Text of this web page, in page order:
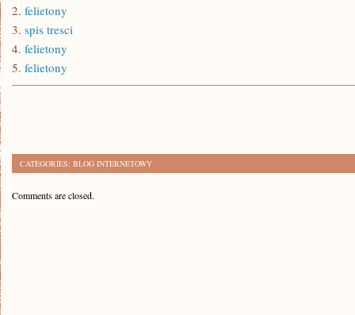
2. felietony
3. spis tresci
4. felietony
5. felietony
CATEGORIES: BLOG INTERNETOWY
Comments are closed.